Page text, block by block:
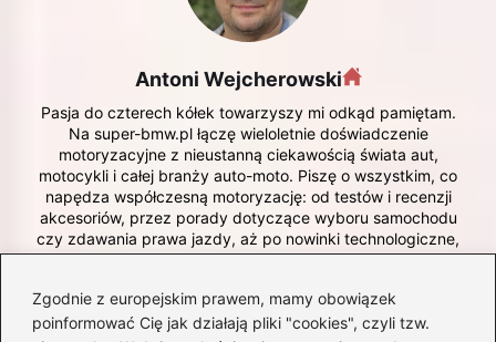
Zgodnie z europejskim prawem, mamy obowiązek
poinformować Cię jak działają pliki "cookies", czyli tzw.
Antoni Wejcherowski
Pasja do czterech kółek towarzyszy mi odkąd pamiętam.
Na super-bmw.pl łączę wieloletnie doświadczenie
motoryzacyjne z nieustanną ciekawością świata aut,
motocykli i całej branży auto-moto. Piszę o wszystkim, co
napędza współczesną motoryzację: od testów i recenzji
akcesoriów, przez porady dotyczące wyboru samochodu
czy zdawania prawa jazdy, aż po nowinki technologiczne,
silniki, sportowe emocje i wyścigowe rywalizacje. Kocham
znajdziesz zarówno praktyczne wskazówki dla kierowców,
jak i ciekawostki techniczne, analizy trendów czy